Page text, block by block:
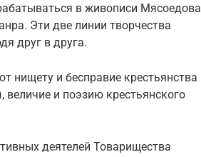
в живописи Мясоедова
Эти две линии творчества
друг в друга.
и бесправие крестьянства
величие и поэзию крестьянского
деятелей Товарищества